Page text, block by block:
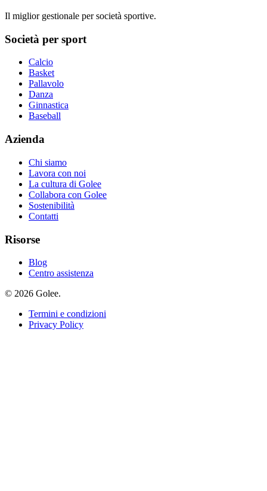
Il miglior gestionale per società sportive.
Società per sport
Calcio
Basket
Pallavolo
Danza
Ginnastica
Baseball
Azienda
Chi siamo
Lavora con noi
La cultura di Golee
Collabora con Golee
Sostenibilità
Contatti
Risorse
Blog
Centro assistenza
© 2026 Golee.
Termini e condizioni
Privacy Policy